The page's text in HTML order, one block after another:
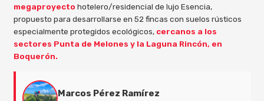
megaproyecto hotelero/residencial de lujo Esencia,
propuesto para desarrollarse en 52 fincas con suelos rústicos
especialmente protegidos ecológicos, cercanos a los
sectores Punta de Melones y la Laguna Rincón, en
Boquerón.
Marcos Pérez Ramírez